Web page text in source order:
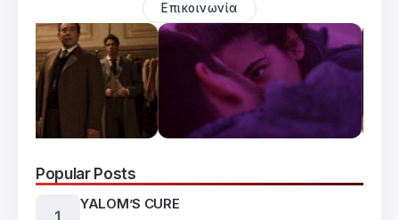
Επικοινωνία
Popular Posts
YALOM’S CURE